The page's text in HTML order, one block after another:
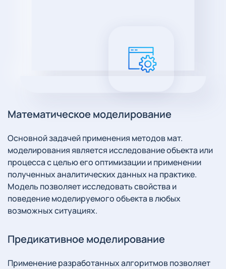
Математическое моделирование
Основной задачей применения методов мат.
моделирования является исследование объекта или
процесса с целью его оптимизации и применении
полученных аналитических данных на практике.
Модель позволяет исследовать свойства и
поведение моделируемого объекта в любых
возможных ситуациях.
Предикативное моделирование
Применение разработанных алгоритмов позволяет